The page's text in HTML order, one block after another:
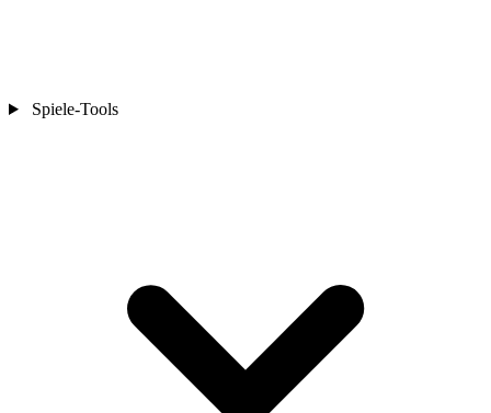
Spiele-Tools